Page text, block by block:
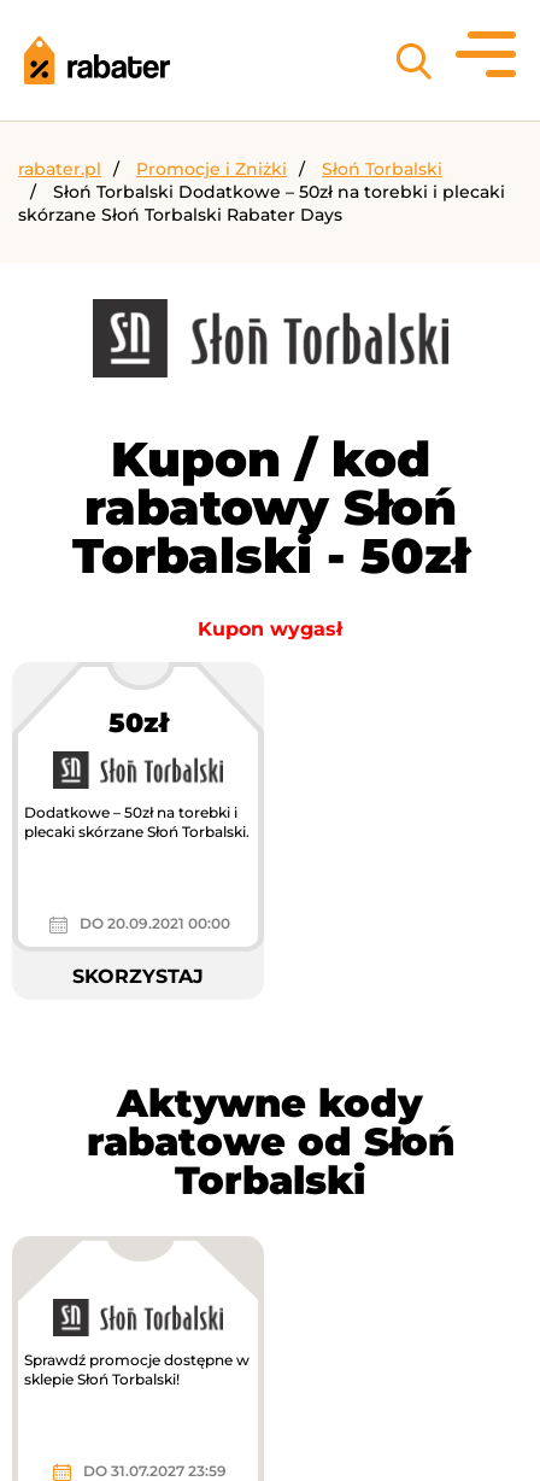
rabater.pl Promocje i Zniżki
Słoń Torbalski
Słoń Torbalski Dodatkowe – 50zł na torebki i plecaki
skórzane Słoń Torbalski Rabater Days
Kupon / kod
rabatowy Słoń
Torbalski - 50zł
Kupon wygasł
50zł
Dodatkowe – 50zł na torebki i
plecaki skórzane Słoń Torbalski.
DO 20.09.2021 00:00
Największa akcja
rabatowa w Polsce
SKORZYSTAJ
Aktywne kody
rabatowe od Słoń
Torbalski
Sprawdź promocje dostępne w
sklepie Słoń Torbalski!
DO 31.07.2027 23:59